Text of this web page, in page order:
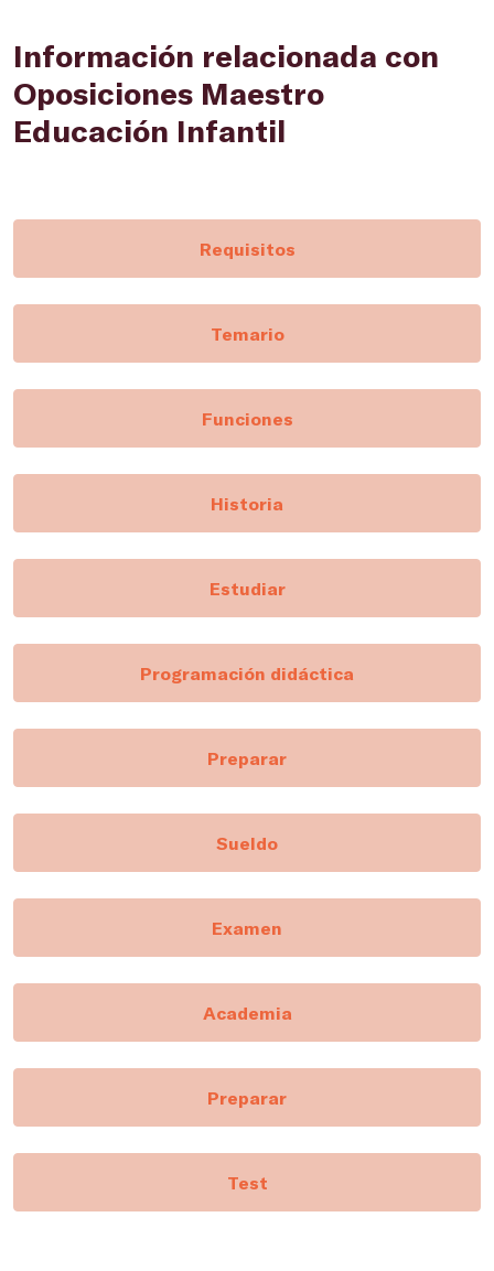
Información relacionada con
Oposiciones Maestro
Educación Infantil
Requisitos
Temario
Funciones
Historia
Estudiar
Programación didáctica
Preparar
Sueldo
Examen
Academia
Preparar
Test